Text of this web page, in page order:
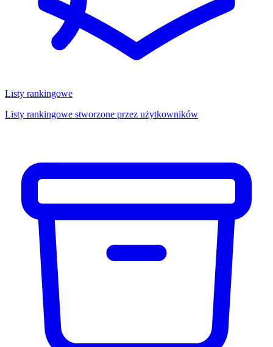
Listy rankingowe
Listy rankingowe stworzone przez użytkowników